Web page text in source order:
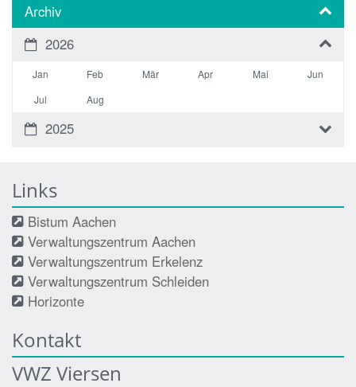
Archiv
2026
Jan Feb Mär Apr Mai
Jun
Jul
Aug
2025
Links
Bistum Aachen
Verwaltungszentrum Aachen
Verwaltungszentrum Erkelenz
Verwaltungszentrum Schleiden
Horizonte
Kontakt
VWZ Viersen